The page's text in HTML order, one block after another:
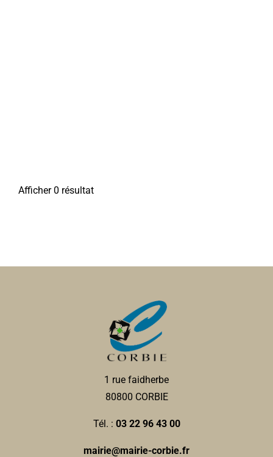
Afficher 0 résultat
1 rue faidherbe
80800 CORBIE
Tél. : 03 22 96 43 00
mairie@mairie-corbie.fr